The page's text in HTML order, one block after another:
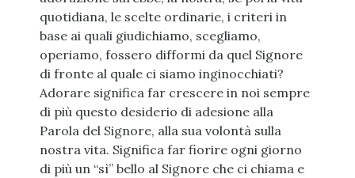
quotidiana, le scelte ordinarie, i criteri in
base ai quali giudichiamo, scegliamo,
operiamo, fossero difformi da quel Signore
di fronte al quale ci siamo inginocchiati?
Adorare significa far crescere in noi sempre
di più questo desiderio di adesione alla
Parola del Signore, alla sua volontà sulla
nostra vita. Significa far fiorire ogni giorno
di più un “sì” bello al Signore che ci chiama e